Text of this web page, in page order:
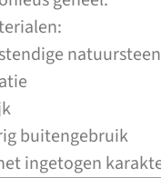
natuursteen
buitengebruik
ingetogen